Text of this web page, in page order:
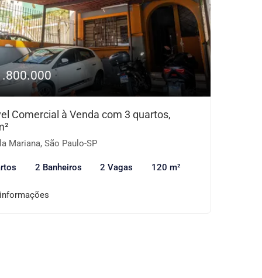
Comercial à Venda com 3 quartos,
Mariana, São Paulo-SP
2 Banheiros 2 Vagas 120 m²